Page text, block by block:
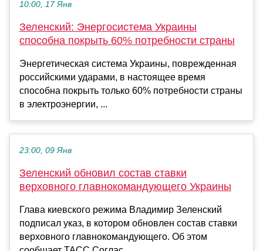
10:00, 17 Янв
Зеленский: Энергосистема Украины
способна покрыть 60% потребности страны
Энергетическая система Украины, поврежденная
российскими ударами, в настоящее время
способна покрыть только 60% потребности страны
в электроэнергии, ...
23:00, 09 Янв
Зеленский обновил состав ставки
верховного главнокомандующего Украины
Глава киевского режима Владимир Зеленский
подписал указ, в котором обновлен состав ставки
верховного главнокомандующего. Об этом